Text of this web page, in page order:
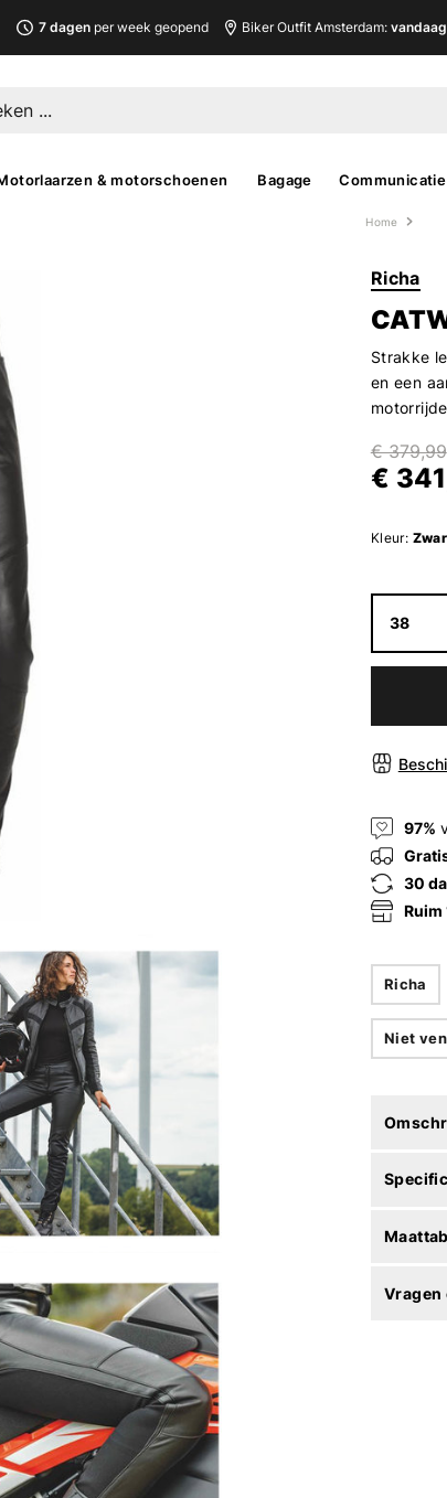
7 dagenper week geopend Biker Outfit Amsterdam:
& motorschoenen Bagage
Home
Richa
Strakke
en een
€ 379,99
€
Kleur:
38
97%
30
Ruim
Richa
Niet
Vragen